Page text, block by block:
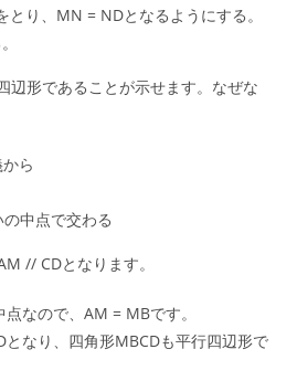
り、MN = NDとなるようにする。
辺形であることが示せます。なぜな
ら
中点で交わる
// CDとなります。
なので、AM = MBです。
となり、四角形MBCDも平行四辺形で